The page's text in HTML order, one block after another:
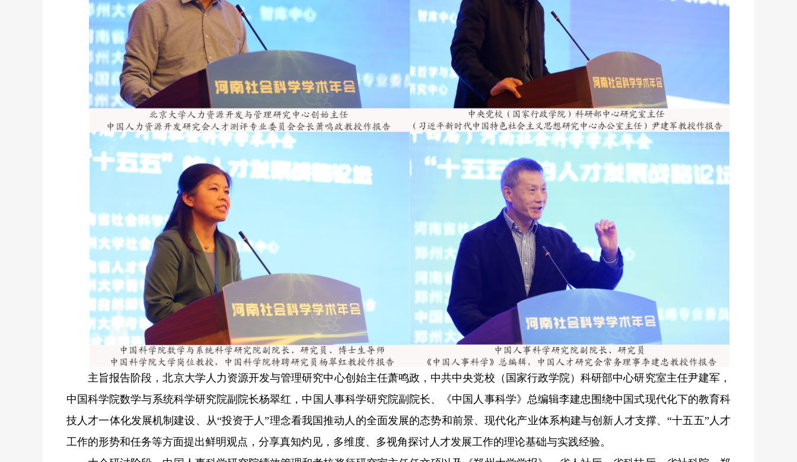
主旨报告阶段，北京大学人力资源开发与管理研究中心创始主任萧鸣政，中共中央党校（国家行政学院）科研部中心研究室主任尹建军，
中国科学院数学与系统科学研究院副院长杨翠红，中国人事科学研究院副院长、《中国人事科学》总编辑李建忠围绕中国式现代化下的教育科
技人才一体化发展机制建设、从“投资于人”理念看我国推动人的全面发展的态势和前景、现代化产业体系构建与创新人才支撑、“十五五”人才
工作的形势和任务等方面提出鲜明观点，分享真知灼见，多维度、多视角探讨人才发展工作的理论基础与实践经验。